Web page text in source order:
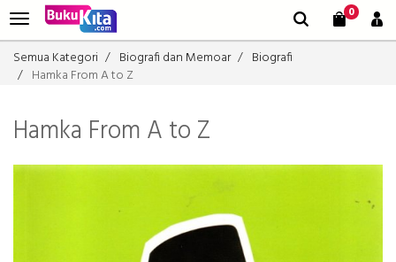
0
Semua Kategori Biografi dan Memoar
Biografi
Hamka From A to Z
Hamka From A to Z